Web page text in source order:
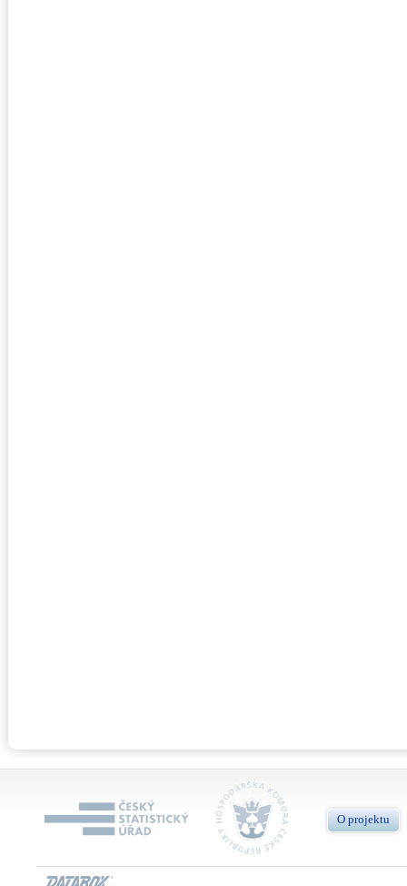
O projektu